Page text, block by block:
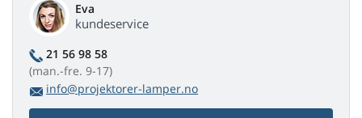
Eva
kundeservice
21 56 98 58
(man.-fre. 9-17)
info@projektorer-lamper.no